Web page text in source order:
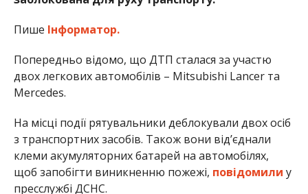
Пише Інформатор.
Попередньо відомо, що ДТП сталася за участю
двох легкових автомобілів – Mitsubishi Lancer та
Mercedes.
На місці події рятувальники деблокували двох осіб
з транспортних засобів. Також вони від’єднали
клеми акумуляторних батарей на автомобілях,
щоб запобігти виникненню пожежі, повідомили у
пресслужбі ДСНС.